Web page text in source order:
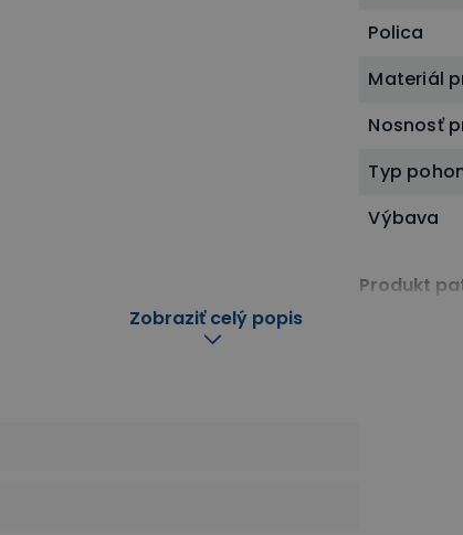
Polica
Materiál
Nosnosť
Typ
Výbava
Produkt
Zobraziť celý popis